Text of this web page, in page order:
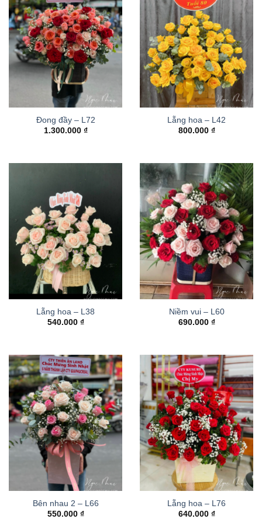
Đong đầy – L72
1.300.000 ₫
Lẵng hoa – L42
800.000 ₫
Lẵng hoa – L38
540.000 ₫
Niềm vui – L60
690.000 ₫
Bên nhau 2 – L66
550.000 ₫
Lẵng hoa – L76
640.000 ₫